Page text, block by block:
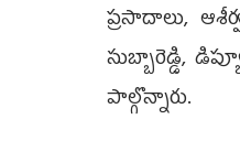
ప్రసాదాలు,
సుబ్బారెడ్డి,
పాల్గొన్నారు.